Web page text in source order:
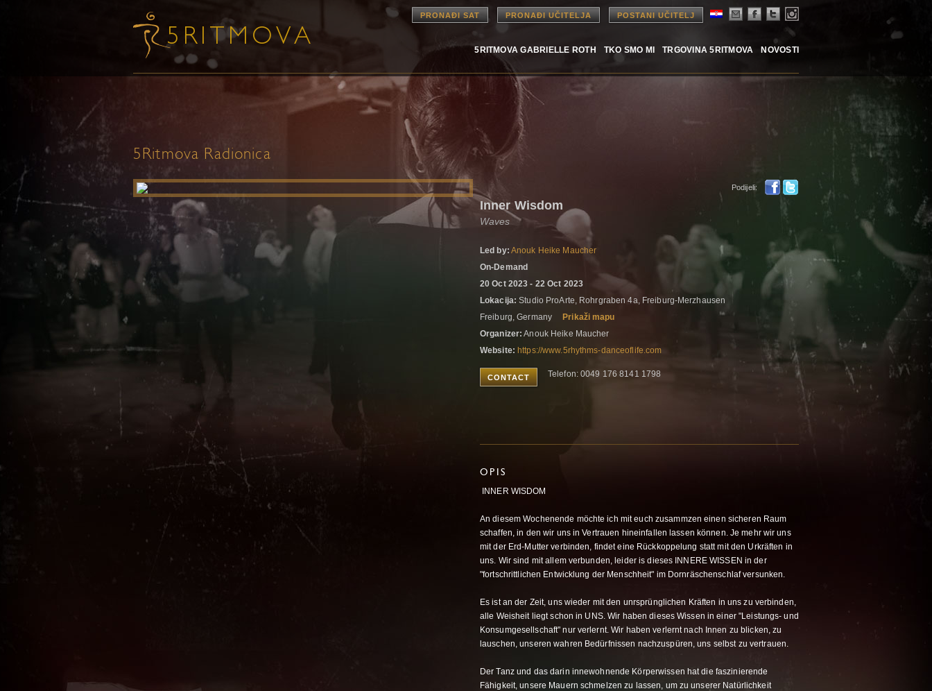
PRONAĐI SAT PRONAĐI UČITELJA POSTANI UČITELJ
5RITMOVA GABRIELLE ROTH TKO SMO MI TRGOVINA 5RITMOVA NOVOSTI
5Ritmova Radionica
Podijeli:
Inner Wisdom
Waves
Led by: Anouk Heike Maucher
On-Demand
20 Oct 2023 - 22 Oct 2023
Lokacija: Studio ProArte, Rohrgraben 4a, Freiburg-Merzhausen
Freiburg, Germany
Prikaži mapu
Organizer: Anouk Heike Maucher
Website: https://www.5rhythms-danceoflife.com
CONTACT Telefon: 0049 176 8141 1798
OPIS
INNER WISDOM
An diesem Wochenende möchte ich mit euch zusammzen einen sicheren Raum
schaffen, in den wir uns in Vertrauen hineinfallen lassen können. Je mehr wir uns
mit der Erd-Mutter verbinden, findet eine Rückkoppelung statt mit den Urkräften in
uns. Wir sind mit allem verbunden, leider is dieses INNERE WISSEN in der
"fortschrittlichen Entwicklung der Menschheit" im Dornräschenschlaf versunken.
Es ist an der Zeit, uns wieder mit den unrsprünglichen Kräften in uns zu verbinden,
alle Weisheit liegt schon in UNS. Wir haben dieses Wissen in einer "Leistungs- und
Konsumgesellschaft" nur verlernt. Wir haben verlernt nach Innen zu blicken, zu
lauschen, unseren wahren Bedürfnissen nachzuspüren, uns selbst zu vertrauen.
Der Tanz und das darin innewohnende Körperwissen hat die faszinierende
Fähigkeit, unsere Mauern schmelzen zu lassen, um zu unserer Natürlichkeit